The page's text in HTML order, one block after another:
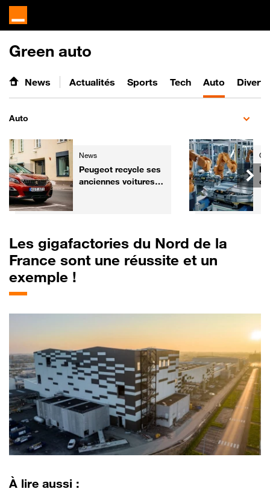
Green auto
News Actualités Sports Tech Auto
Auto
News
Peugeot recycle ses
anciennes voitures
Les gigafactories du Nord de la
France sont une réussite et un
exemple !
À lire aussi :